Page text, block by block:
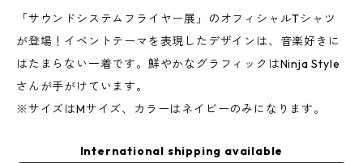
「サウンドシステムフライヤー展」のオフィシャルTシャツ
が登場！イベントテーマを表現したデザインは、音楽好きに
はたまらない一着です。鮮やかなグラフィックはNinja Style
さんが手がけています。
※サイズはMサイズ、カラーはネイビーのみになります。
International shipping available